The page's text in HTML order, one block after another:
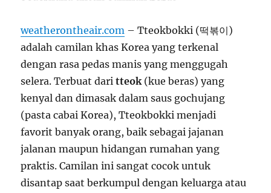
weatherontheair.com – Tteokbokki (떡볶이)
adalah camilan khas Korea yang terkenal
dengan rasa pedas manis yang menggugah
selera. Terbuat daritteok(kue beras) yang
kenyal dan dimasak dalam saus gochujang
(pasta cabai Korea), Tteokbokki menjadi
favorit banyak orang, baik sebagai jajanan
jalanan maupun hidangan rumahan yang
praktis. Camilan ini sangat cocok untuk
disantap saat berkumpul dengan keluarga atau